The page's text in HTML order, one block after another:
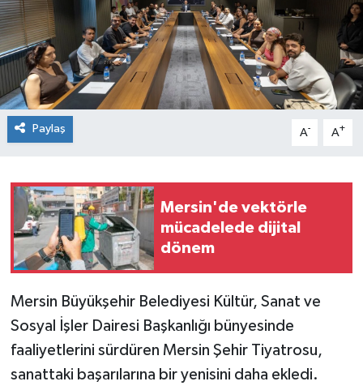
Paylaş A- A+
Mersin'de vektörle
mücadelede dijital
dönem
Mersin Büyükşehir Belediyesi Kültür, Sanat ve
Sosyal İşler Dairesi Başkanlığı bünyesinde
faaliyetlerini sürdüren Mersin Şehir Tiyatrosu,
sanattaki başarılarına bir yenisini daha ekledi.